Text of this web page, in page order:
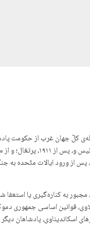
کلّ جهان غرب از حکومت
کامل گردید. تا سال
از ورود ایالات متّحده به
به کناره‌گیری یا
قوانین اساسی
اسکاندیناوی،